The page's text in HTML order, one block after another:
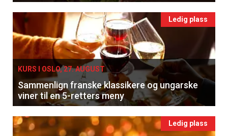
Ledig plass
KURS I OSLO, 27. AUGUST
Sammenlign franske klassikere og ungarske
viner til en 5-retters meny
Ledig plass